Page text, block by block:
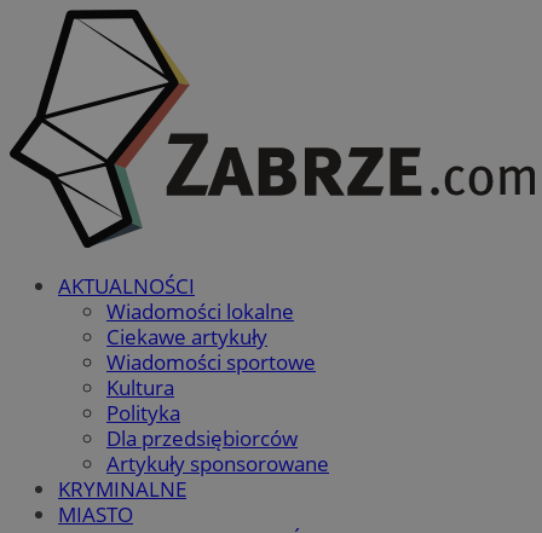
AKTUALNOŚCI
Wiadomości lokalne
Ciekawe artykuły
Wiadomości sportowe
Kultura
Polityka
Dla przedsiębiorców
Artykuły sponsorowane
KRYMINALNE
MIASTO